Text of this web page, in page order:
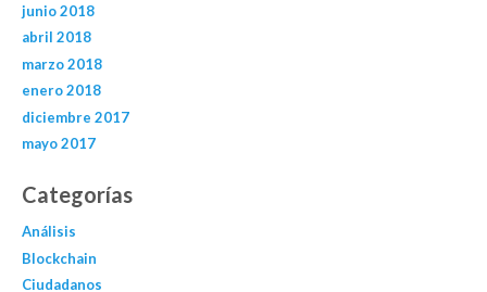
junio 2018
abril 2018
marzo 2018
enero 2018
diciembre 2017
mayo 2017
Categorías
Análisis
Blockchain
Ciudadanos